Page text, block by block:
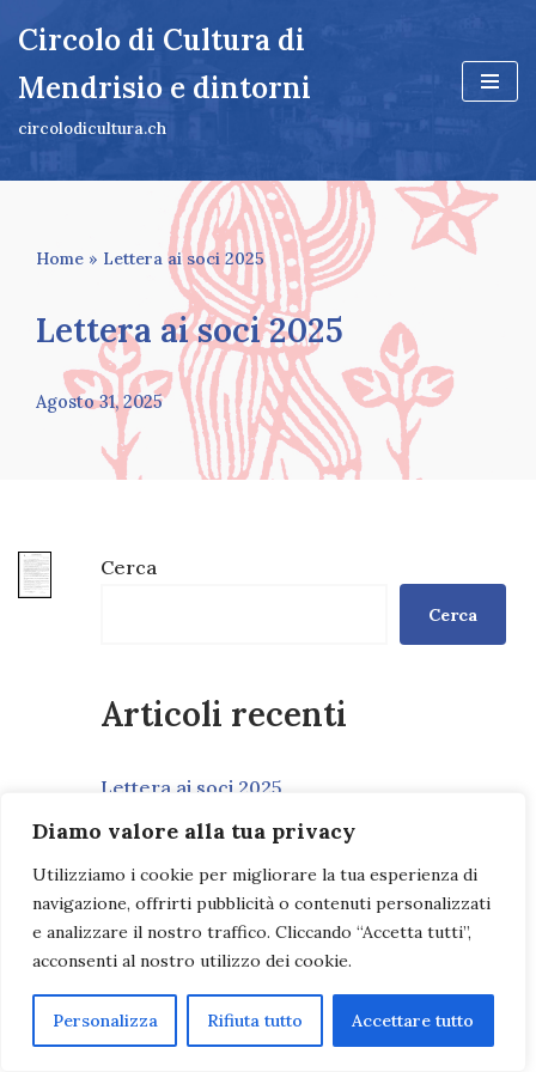
Diamo valore alla tua privacy
Utilizziamo i cookie per migliorare la tua esperienza di
navigazione, offrirti pubblicità o contenuti personalizzati
e analizzare il nostro traffico. Cliccando “Accetta tutti”,
acconsenti al nostro utilizzo dei cookie.
Personalizza Rifiuta tutto Accettare tutto
al
contenuto
Circolo di Cultura di
Mendrisio e dintorni
circolodicultura.ch
Home » Lettera ai soci 2025
Lettera ai soci 2025
Agosto 31, 2025
Cerca
Cerca
Articoli recenti
Lettera ai soci 2025
Programma settembre-dicembre 2025
Lettera ai soci 2024
“75 anni”